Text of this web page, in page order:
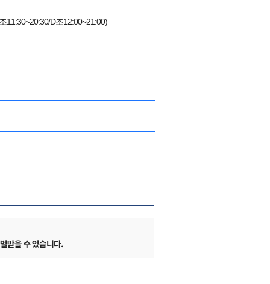
11:30~20:30/D조12:00~21:00)